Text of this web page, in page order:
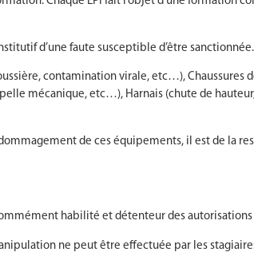
d’une faute susceptible d’être sanctionnée.
contamination virale, etc…), Chaussures
mécanique, etc…), Harnais (chute de
de ces équipements, il est de la
habilité et détenteur des autorisations
ne peut être effectuée par les